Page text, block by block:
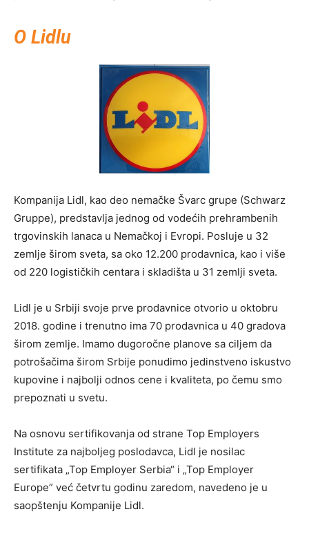
O Lidlu
Kompanija Lidl, kao deo nemačke Švarc grupe (Schwarz
Gruppe), predstavlja jednog od vodećih prehrambenih
trgovinskih lanaca u Nemačkoj i Evropi. Posluje u 32
zemlje širom sveta, sa oko 12.200 prodavnica, kao i više
od 220 logističkih centara i skladišta u 31 zemlji sveta.
Lidl je u Srbiji svoje prve prodavnice otvorio u oktobru
2018. godine i trenutno ima 70 prodavnica u 40 gradova
širom zemlje. Imamo dugoročne planove sa ciljem da
potrošačima širom Srbije ponudimo jedinstveno iskustvo
kupovine i najbolji odnos cene i kvaliteta, po čemu smo
prepoznati u svetu.
Na osnovu sertifikovanja od strane Top Employers
Institute za najboljeg poslodavca, Lidl je nosilac
sertifikata „Top Employer Serbia“ i „Top Employer
Europe” već četvrtu godinu zaredom, navedeno je u
saopštenju Kompanije Lidl.